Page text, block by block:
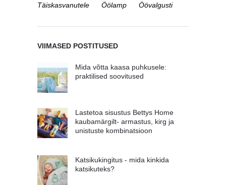
Täiskasvanutele
Öölamp Öövalgusti
VIIMASED POSTITUSED
Mida võtta kaasa puhkusele:
praktilised soovitused
Lastetoa sisustus Bettys Home
kaubamärgilt- armastus, kirg ja
unistuste kombinatsioon
Katsikukingitus - mida kinkida
katsikuteks?